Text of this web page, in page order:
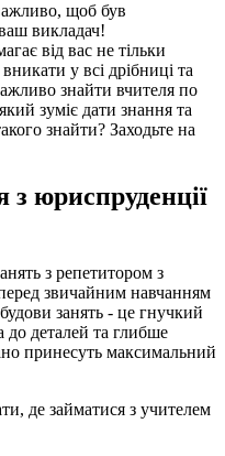
щоб був
викладач!
від вас не тільки
у всі дрібниці та
знайти вчителя по
зуміє дати знання та
знайти? Заходьте на
з юриспруденції
з репетитором з
звичайним навчанням
занять - це гнучкий
до деталей та глибше
принесуть максимальний
де займатися з учителем